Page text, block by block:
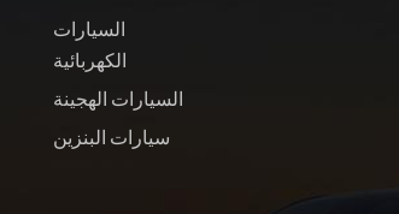
السيارات
الكهربائية
السيارات الهجينة
سيارات البنزين